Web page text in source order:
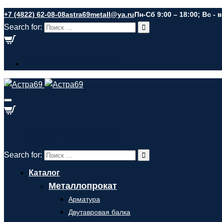
+7 (4822) 62-08-08astra69metall@ya.ruПн-Сб 9:00 – 18:00; Вс -
Search for:
Search for:
Каталог
Металлопрокат
Арматура
Двутавровая балка